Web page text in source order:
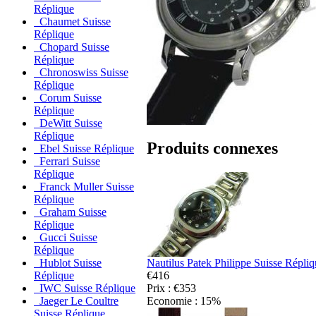
Réplique
Chaumet Suisse
Réplique
Chopard Suisse
Réplique
Chronoswiss Suisse
Réplique
Corum Suisse
Réplique
DeWitt Suisse
Réplique
Ebel Suisse Réplique
Ferrari Suisse
Réplique
Franck Muller Suisse
Réplique
Graham Suisse
Réplique
Gucci Suisse
Réplique
Hublot Suisse
Réplique
IWC Suisse Réplique
Jaeger Le Coultre
Produits connexes
Nautilus Patek Philippe Suisse
€416
Prix : €353
Economie : 15%